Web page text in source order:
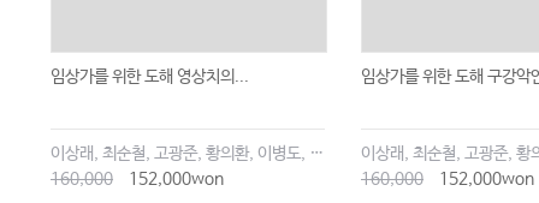
임상가를 위한 도해 영상치의...
이상래, 최순철, 고광준, 황의환, 이병도, 한상선, 허경회, 김규태
160,000
152,000won
임상가를 위한 도해 구강악
이상래, 최순철, 고광준, 황
160,000
152,000won